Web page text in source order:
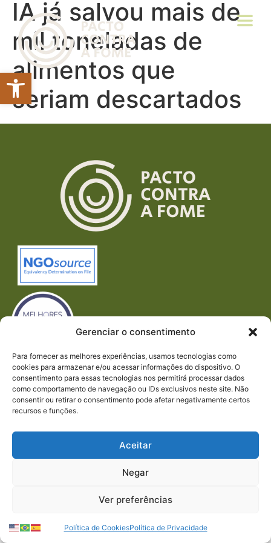
Abrir a barra de ferramentas
Gerenciar o consentimento
Para fornecer as melhores experiências, usamos tecnologias como
cookies para armazenar e/ou acessar informações do dispositivo. O
consentimento para essas tecnologias nos permitirá processar dados
como comportamento de navegação ou IDs exclusivos neste site. Não
consentir ou retirar o consentimento pode afetar negativamente certos
recursos e funções.
Aceitar
Negar
Ver preferências
Política de CookiesPolítica de Privacidade
IA já salvou mais de
mil toneladas de
alimentos que
seriam descartados
Imprensa
REDES SOCIAIS
© 2023 PACTO CONTRA A FOME | TODOS OS